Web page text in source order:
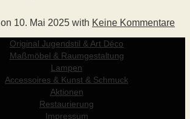
on 10. Mai 2025 with Keine Kommentare
Original Jugendstil & Art Déco
Maßmöbel & Raumgestaltung
Lampen
Accessoires & Kunst & Schmuck
Aktionen
Restaurierung
Impressum